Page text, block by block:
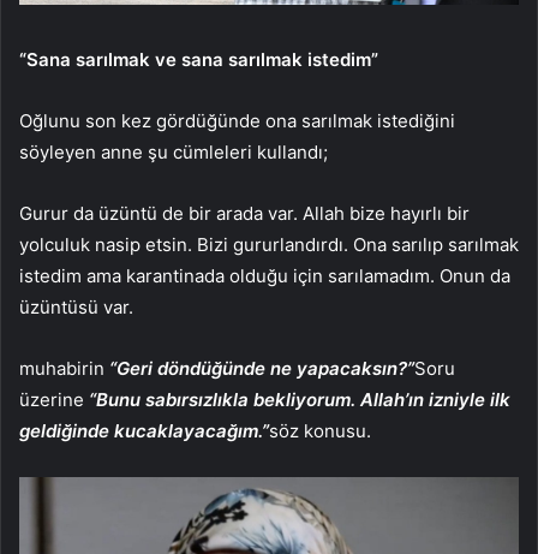
“Sana sarılmak ve sana sarılmak istedim”
Oğlunu son kez gördüğünde ona sarılmak istediğini
söyleyen anne şu cümleleri kullandı;
Gurur da üzüntü de bir arada var. Allah bize hayırlı bir
yolculuk nasip etsin. Bizi gururlandırdı. Ona sarılıp sarılmak
istedim ama karantinada olduğu için sarılamadım. Onun da
üzüntüsü var.
muhabirin “Geri döndüğünde ne yapacaksın?”Soru
üzerine “Bunu sabırsızlıkla bekliyorum. Allah’ın izniyle ilk
geldiğinde kucaklayacağım.”söz konusu.